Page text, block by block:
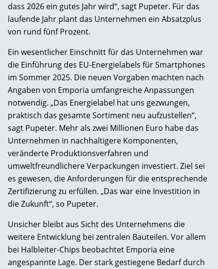
dass 2026 ein gutes Jahr wird“, sagt Pupeter. Für das
laufende Jahr plant das Unternehmen ein Absatzplus
von rund fünf Prozent.
Ein wesentlicher Einschnitt für das Unternehmen war
die Einführung des EU-Energielabels für Smartphones
im Sommer 2025. Die neuen Vorgaben machten nach
Angaben von Emporia umfangreiche Anpassungen
notwendig. „Das Energielabel hat uns gezwungen,
praktisch das gesamte Sortiment neu aufzustellen“,
sagt Pupeter. Mehr als zwei Millionen Euro habe das
Unternehmen in nachhaltigere Komponenten,
veränderte Produktionsverfahren und
umweltfreundlichere Verpackungen investiert. Ziel sei
es gewesen, die Anforderungen für die entsprechende
Zertifizierung zu erfüllen. „Das war eine Investition in
die Zukunft“, so Pupeter.
Unsicher bleibt aus Sicht des Unternehmens die
weitere Entwicklung bei zentralen Bauteilen. Vor allem
bei Halbleiter-Chips beobachtet Emporia eine
angespannte Lage. Der stark gestiegene Bedarf durch